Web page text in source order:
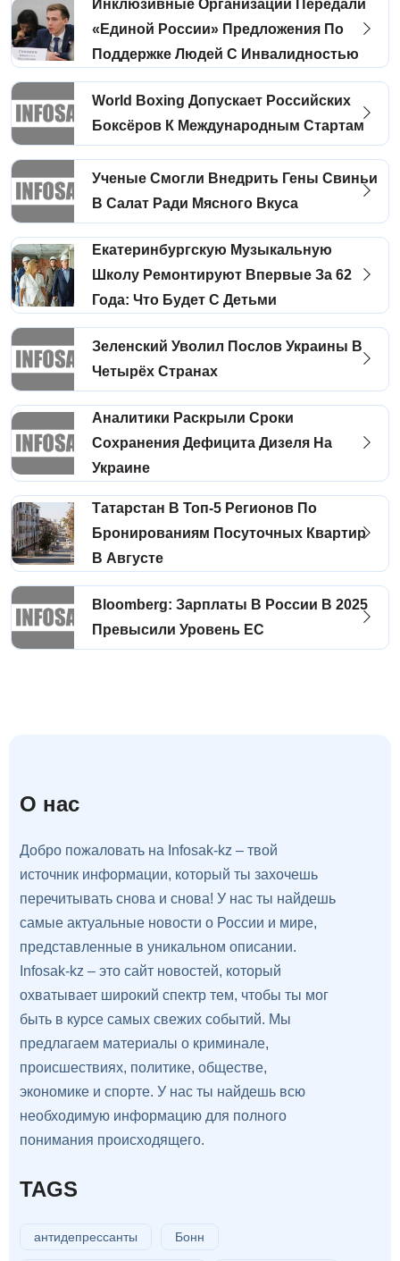
Инклюзивные Организации Передали
«Единой России» Предложения По
Поддержке Людей С Инвалидностью
World Boxing Допускает Российских
Боксёров К Международным Стартам
Ученые Смогли Внедрить Гены Свиньи
В Салат Ради Мясного Вкуса
Екатеринбургскую Музыкальную
Школу Ремонтируют Впервые За 62
Года: Что Будет С Детьми
Зеленский Уволил Послов Украины В
Четырёх Странах
Аналитики Раскрыли Сроки
Сохранения Дефицита Дизеля На
Украине
Татарстан В Топ-5 Регионов По
Бронированиям Посуточных Квартир
В Августе
Bloomberg: Зарплаты В России В 2025
Превысили Уровень ЕС
О нас
Добро пожаловать на Infosak-kz – твой
источник информации, который ты захочешь
перечитывать снова и снова! У нас ты найдешь
самые актуальные новости о России и мире,
представленные в уникальном описании.
Infosak-kz – это сайт новостей, который
охватывает широкий спектр тем, чтобы ты мог
быть в курсе самых свежих событий. Мы
предлагаем материалы о криминале,
происшествиях, политике, обществе,
экономике и спорте. У нас ты найдешь всю
необходимую информацию для полного
понимания происходящего.
TAGS
антидепрессанты Бонн